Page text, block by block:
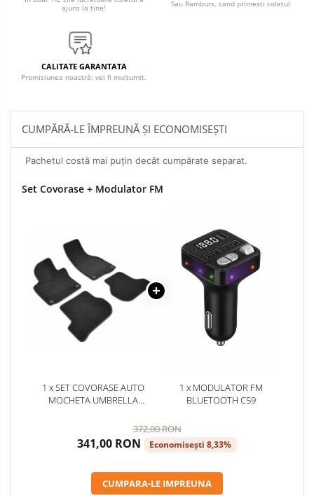
ajuns la tine!
Sau Ramburs, cand primesti coletul
CALITATE GARANTATA
Promisiunea noastră: vei fi mulțumit.
CUMPĂRĂ-LE ÎMPREUNĂ ȘI ECONOMISEȘTI
Pachetul costă mai puțin decât cumpărate separat.
Set Covorase + Modulator FM
1 x SET COVORASE AUTO
MOCHETA UMBRELLA
SISTEME FIXARE ROTUNDE
1 x MODULATOR FM
BLUETOOTH C59
372,00 RON
341,00 RON Economisești 8,33%
CUMPARA-LE IMPREUNA